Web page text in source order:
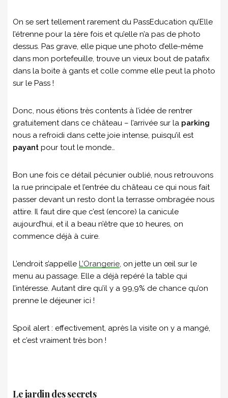
On se sert tellement rarement du PassEducation qu’Elle
l’étrenne pour la 1ère fois et qu’elle n’a pas de photo
dessus. Pas grave, elle pique une photo d’elle-même
dans mon portefeuille, trouve un vieux bout de patafix
dans la boite à gants et colle comme elle peut la photo
sur le Pass !
Donc, nous étions très contents à l’idée de rentrer
gratuitement dans ce château – l’arrivée sur la parking
nous a refroidi dans cette joie intense, puisqu’il est
payant pour tout le monde…
Bon une fois ce détail pécunier oublié, nous retrouvons
la rue principale et l’entrée du château ce qui nous fait
passer devant un resto dont la terrasse ombragée nous
attire. Il faut dire que c’est (encore) la canicule
aujourd’hui, et il a beau n’être que 10 heures, on
commence déjà à cuire.
L’endroit s’appelle L’Orangerie, on jette un œil sur le
menu au passage. Elle a déjà repéré la table qui
l’intéresse. Autant dire qu’il y a 99,9% de chance qu’on
prenne le déjeuner ici !
Spoil alert : effectivement, après la visite on y a mangé,
et c’est vraiment très bon !
Le jardin des secrets